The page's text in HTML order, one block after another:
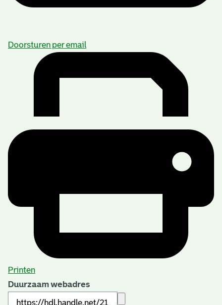
Doorsturen per email
Printen
Duurzaam webadres